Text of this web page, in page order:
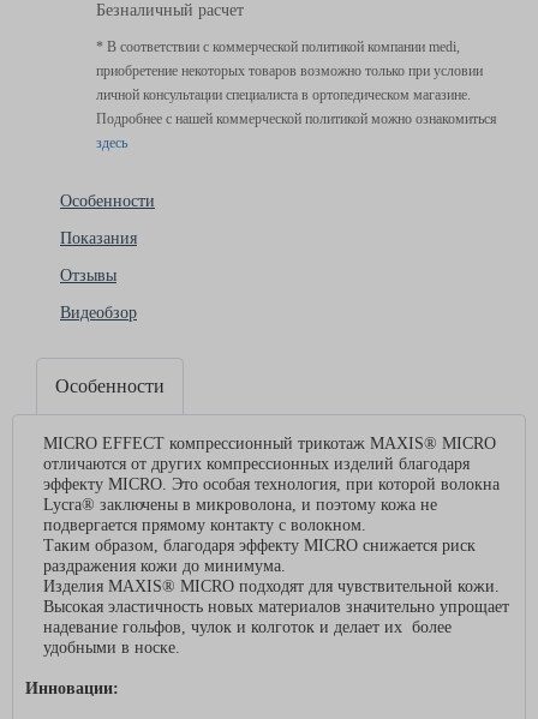
Безналичный расчет
* В соответствии с коммерческой политикой компании medi,
приобретение некоторых товаров возможно только при условии
личной консультации специалиста в ортопедическом магазине.
Подробнее с нашей коммерческой политикой можно ознакомиться
здесь
Особенности
Показания
Отзывы
Видеобзор
Особенности
MICRO EFFECT компрессионный трикотаж MAXIS® MICRO
отличаются от других компрессионных изделий благодаря
эффекту MICRO. Это особая технология, при которой волокна
Lycra® заключены в микроволона, и поэтому кожа не
подвергается прямому контакту с волокном.
Таким образом, благодаря эффекту MICRO снижается риск
раздражения кожи до минимума.
Изделия MAXIS® MICRO подходят для чувствительной кожи.
Высокая эластичность новых материалов значительно упрощает
надевание гольфов, чулок и колготок и делает их более
удобными в носке.
Инновации: